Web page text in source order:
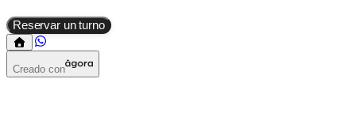
Reservar un turno
Creado con